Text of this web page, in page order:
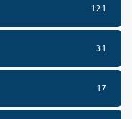
121
31
17